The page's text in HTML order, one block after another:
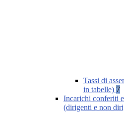
Tassi di
in tabelle) 7
Incarichi conferiti
(dirigenti e non